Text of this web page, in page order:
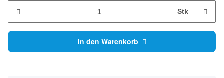
Stk
In den Warenkorb